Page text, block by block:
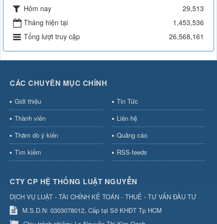
Hôm nay
29,513
Tháng hiện tại
1,453,536
Tổng lượt truy cập
26,568,161
CÁC CHUYÊN MỤC CHÍNH
Giới thiệu
Tin Tức
Thành viên
Liên hệ
Thăm dò ý kiến
Quảng cáo
Tìm kiếm
RSS-feeds
CTY CP HỆ THỐNG LUẬT NGUYỄN
DỊCH VỤ LUẬT - TÀI CHÍNH KẾ TOÁN - THUẾ - TƯ VẤN ĐẦU TƯ
M.S.D.N: 0303078012, Cấp tại Sở KHĐT Tp HCM